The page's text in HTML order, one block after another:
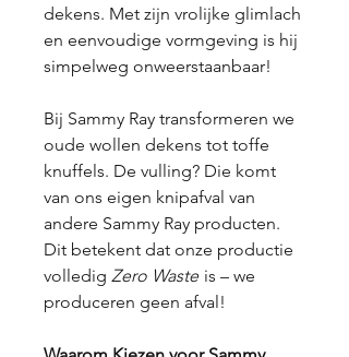
dekens. Met zijn vrolijke glimlach
en eenvoudige vormgeving is hij
simpelweg onweerstaanbaar!
Bij Sammy Ray transformeren we
oude wollen dekens tot toffe
knuffels. De vulling? Die komt
van ons eigen knipafval van
andere Sammy Ray producten.
Dit betekent dat onze productie
volledig Zero Waste is – we
produceren geen afval!